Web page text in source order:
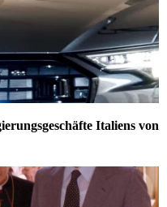
Italiens von